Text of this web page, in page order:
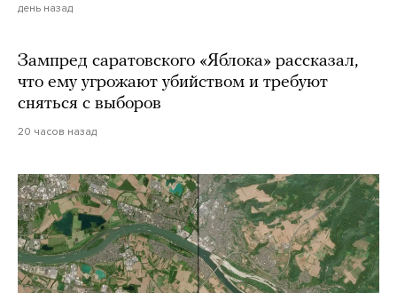
день назад
Зампред саратовского «Яблока» рассказал,
что ему угрожают убийством и требуют
сняться с выборов
20 часов назад